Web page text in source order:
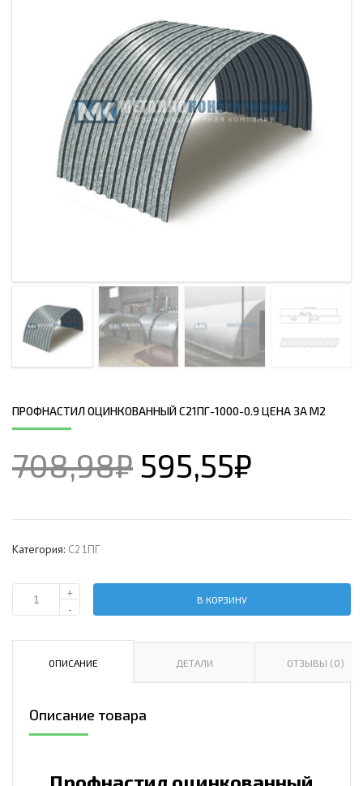
ПРОФНАСТИЛ ОЦИНКОВАННЫЙ С21ПГ-1000-0.9 ЦЕНА ЗА М2
708,98₽ 595,55₽
Категория: С21ПГ
Количество
оцинкованный
С21ПГ-1000-
+
-
В КОРЗИНУ
ОПИСАНИЕ ДЕТАЛИ ОТЗЫВЫ (0)
Описание товара
Профнастил оцинкованный